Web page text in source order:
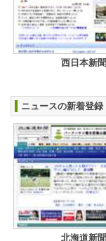
西日本新聞
ニュースの新着登録
北海道新聞